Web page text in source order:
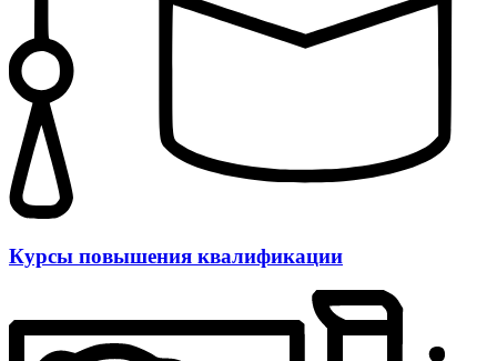
Курсы повышения квалификации